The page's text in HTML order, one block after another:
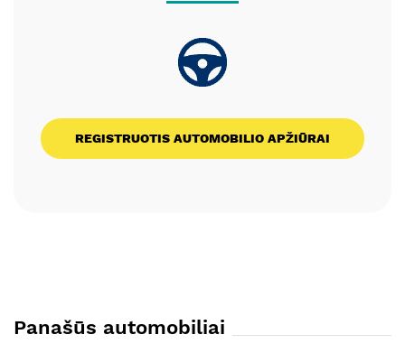
REGISTRUOTIS AUTOMOBILIO APŽIŪRAI
Panašūs automobiliai